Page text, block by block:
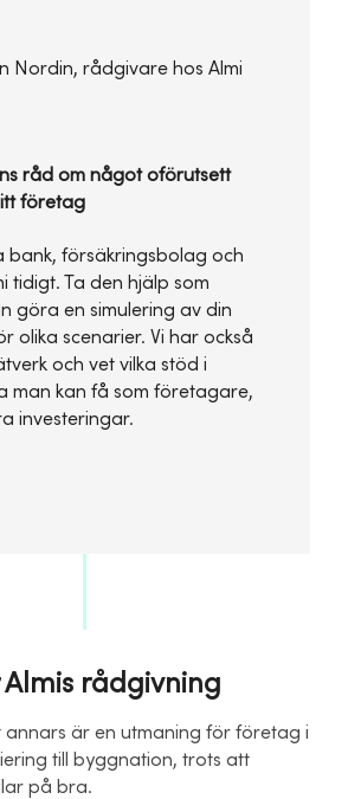
Nordin, rådgivare hos Almi
råd om något oförutsett
företag
bank, försäkringsbolag och
tidigt. Ta den hjälp som
göra en simulering av din
olika scenarier. Vi har också
och vet vilka stöd i
man kan få som företagare,
investeringar.
rådgivning
annars är en utmaning för företag i
till byggnation, trots att
på bra.